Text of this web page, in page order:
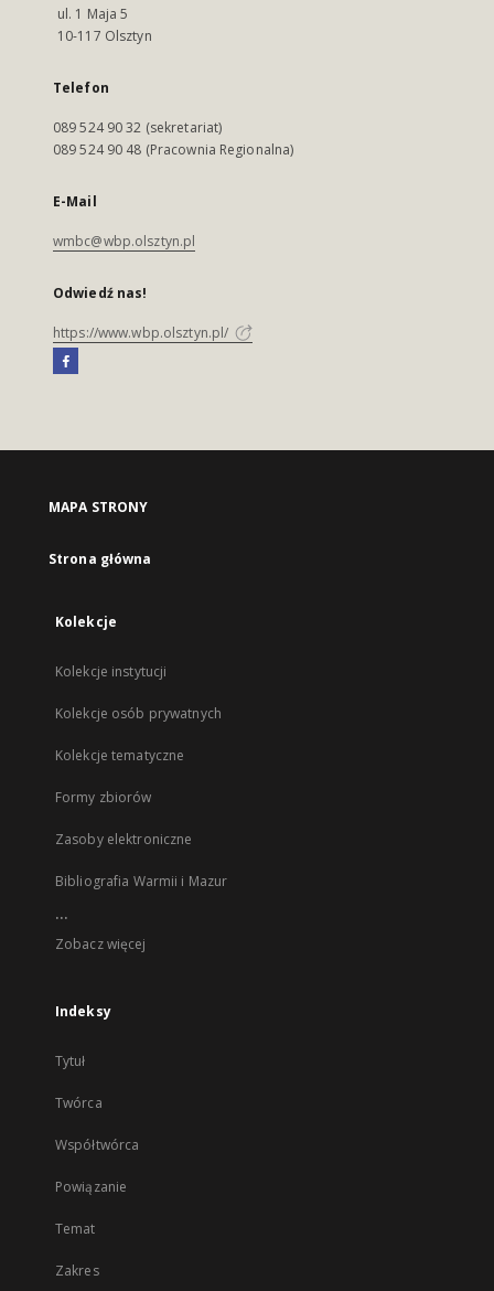
ul. 1 Maja 5
10-117 Olsztyn
Telefon
089 524 90 32 (sekretariat)
089 524 90 48 (Pracownia Regionalna)
E-Mail
wmbc@wbp.olsztyn.pl
Odwiedź nas!
https://www.wbp.olsztyn.pl/
MAPA STRONY
Strona główna
Kolekcje
Kolekcje instytucji
Kolekcje osób prywatnych
Kolekcje tematyczne
Formy zbiorów
Zasoby elektroniczne
Bibliografia Warmii i Mazur
...
Zobacz więcej
Indeksy
Tytuł
Twórca
Współtwórca
Powiązanie
Temat
Zakres